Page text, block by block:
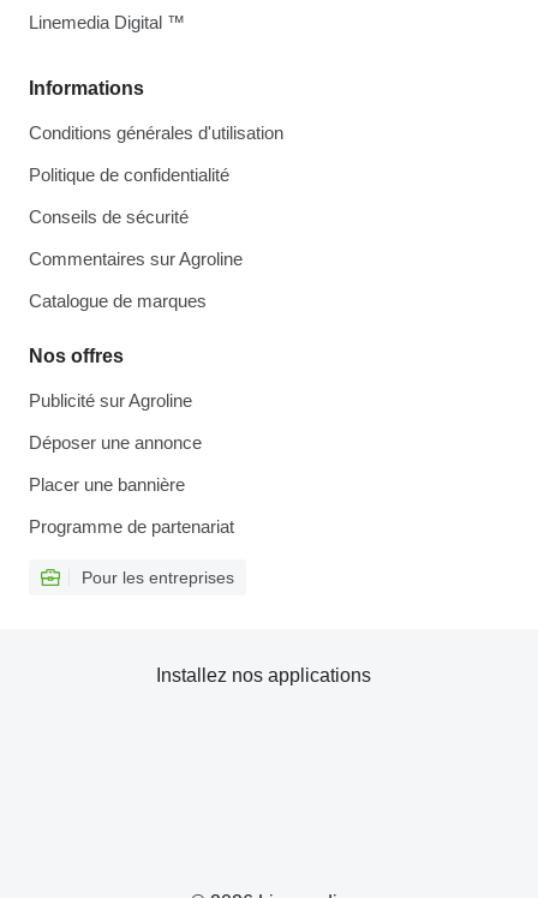
Informations
Conditions générales d'utilisation
Politique de confidentialité
Conseils de sécurité
Commentaires sur Agroline
Catalogue de marques
Nos offres
Publicité sur Agroline
Déposer une annonce
Placer une bannière
Programme de partenariat
Pour les entreprises
Linemedia Digital ™
Installez nos applications